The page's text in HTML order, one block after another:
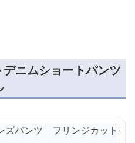
ニムショートパンツ